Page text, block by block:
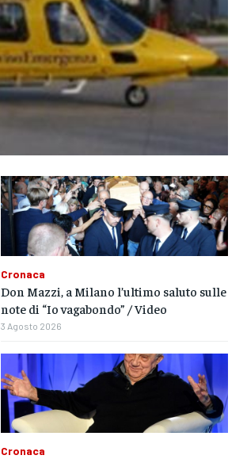
Cronaca
Don Mazzi, a Milano l’ultimo saluto sulle
note di “Io vagabondo” / Video
3 Agosto 2026
Cronaca